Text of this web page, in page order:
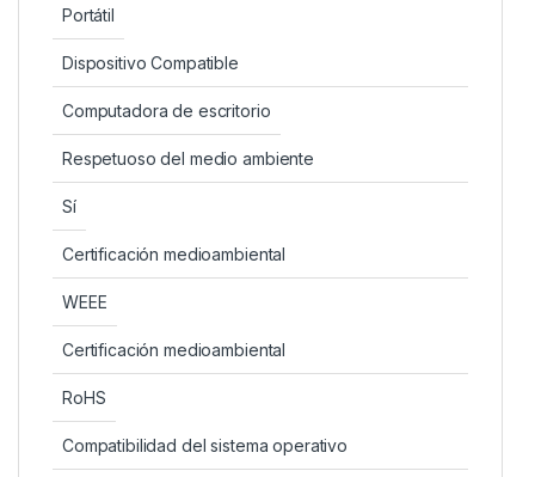
Portátil
Dispositivo Compatible
Computadora de escritorio
Respetuoso del medio ambiente
Sí
Certificación medioambiental
WEEE
Certificación medioambiental
RoHS
Compatibilidad del sistema operativo